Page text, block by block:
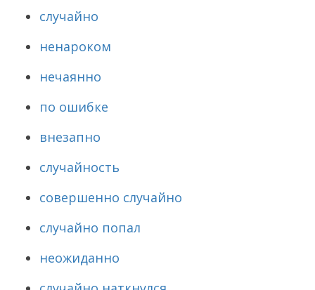
случайно
ненароком
нечаянно
по ошибке
внезапно
случайность
совершенно случайно
случайно попал
неожиданно